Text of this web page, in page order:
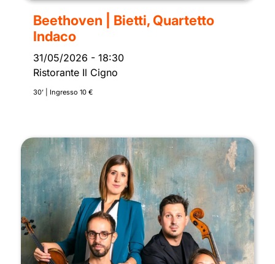
Beethoven | Bietti, Quartetto
Indaco
31/05/2026 - 18:30
Ristorante Il Cigno
30’ | Ingresso 10 €